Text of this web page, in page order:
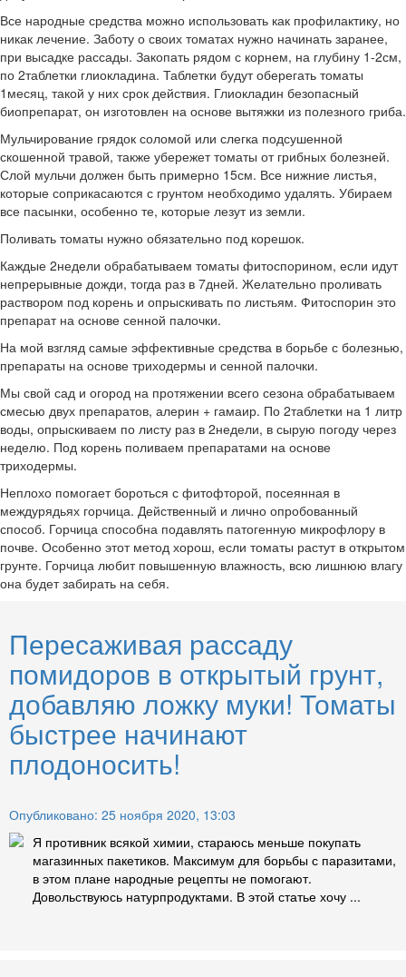
Все народные средства можно использовать как профилактику, но
никак лечение. Заботу о своих томатах нужно начинать заранее,
при высадке рассады. Закопать рядом с корнем, на глубину 1-2см,
по 2таблетки глиокладина. Таблетки будут оберегать томаты
1месяц, такой у них срок действия. Глиокладин безопасный
биопрепарат, он изготовлен на основе вытяжки из полезного гриба.
Мульчирование грядок соломой или слегка подсушенной
скошенной травой, также убережет томаты от грибных болезней.
Слой мульчи должен быть примерно 15см. Все нижние листья,
которые соприкасаются с грунтом необходимо удалять. Убираем
все пасынки, особенно те, которые лезут из земли.
Поливать томаты нужно обязательно под корешок.
Каждые 2недели обрабатываем томаты фитоспорином, если идут
непрерывные дожди, тогда раз в 7дней. Желательно проливать
раствором под корень и опрыскивать по листьям. Фитоспорин это
препарат на основе сенной палочки.
На мой взгляд самые эффективные средства в борьбе с болезнью,
препараты на основе триходермы и сенной палочки.
Мы свой сад и огород на протяжении всего сезона обрабатываем
смесью двух препаратов, алерин + гамаир. По 2таблетки на 1 литр
воды, опрыскиваем по листу раз в 2недели, в сырую погоду через
неделю. Под корень поливаем препаратами на основе
триходермы.
Неплохо помогает бороться с фитофторой, посеянная в
междурядьях горчица. Действенный и лично опробованный
способ. Горчица способна подавлять патогенную микрофлору в
почве. Особенно этот метод хорош, если томаты растут в открытом
грунте. Горчица любит повышенную влажность, всю лишнюю влагу
она будет забирать на себя.
Пересаживая рассаду
помидоров в открытый грунт,
добавляю ложку муки! Томаты
быстрее начинают
плодоносить!
Опубликовано: 25 ноября 2020, 13:03
Я противник всякой химии, стараюсь меньше покупать
магазинных пакетиков. Максимум для борьбы с паразитами,
в этом плане народные рецепты не помогают.
Довольствуюсь натурпродуктами. В этой статье хочу ...